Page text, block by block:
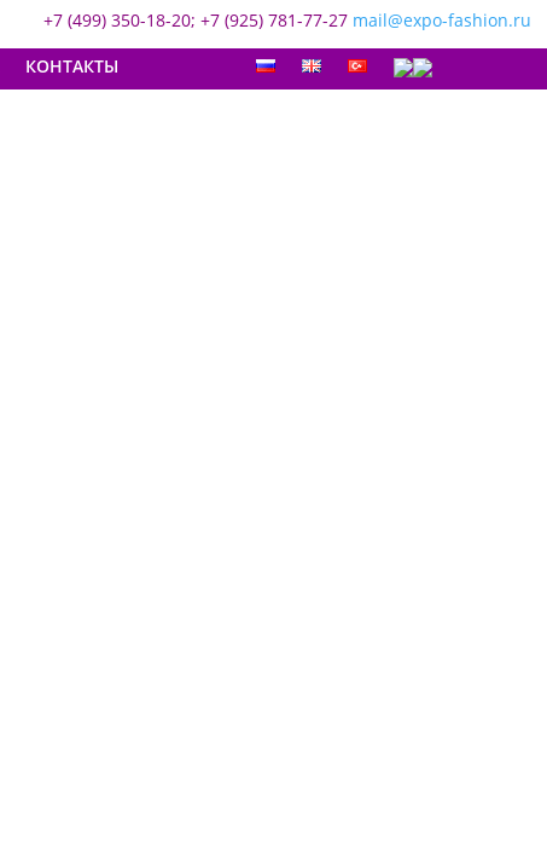
+7 (499) 350-18-20; +7 (925) 781-77-27 mail@expo-fashion.ru
КОНТАКТЫ